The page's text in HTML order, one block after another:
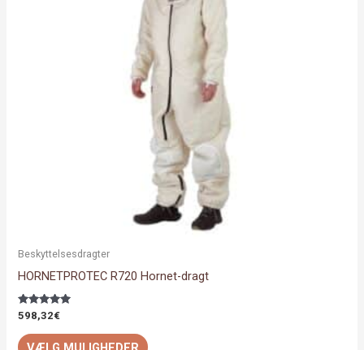
Beskyttelsesdragter
HORNETPROTEC R720 Hornet-dragt
Vurderet
5.00
ud af 5
598,32€
varianter.
Mulighederne
kan
vælges
på
varesiden